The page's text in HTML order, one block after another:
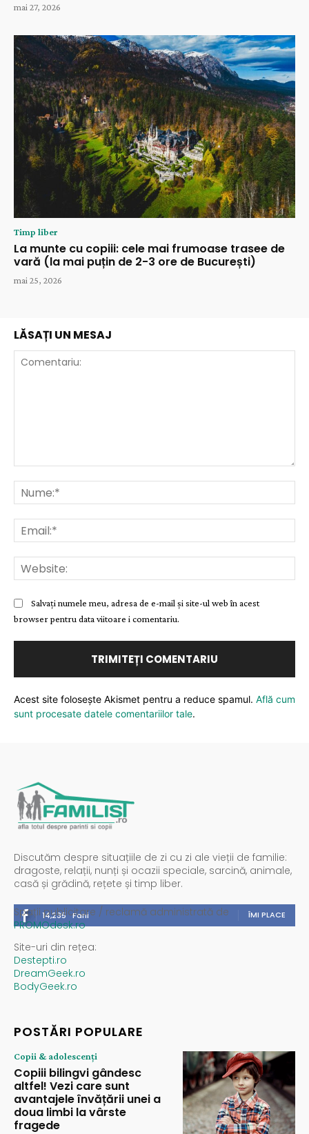
mai 27, 2026
Timp liber
La munte cu copiii: cele mai frumoase trasee de
vară (la mai puțin de 2-3 ore de București)
mai 25, 2026
LĂSAȚI UN MESAJ
Salvați numele meu, adresa de e-mail și site-ul web în acest
browser pentru data viitoare i comentariu.
Acest site folosește Akismet pentru a reduce spamul. Află cum
sunt procesate datele comentariilor tale.
Discutăm despre situațiile de zi cu zi ale vieții de familie:
dragoste, relații, nunți și ocazii speciale, sarcină, animale,
casă și grădină, rețete și timp liber.
14,235 Fani ÎMI PLACE
Spații publicitare / reclamă administrată de
PROMOdesk.ro
Site-uri din rețea:
Destepti.ro
DreamGeek.ro
BodyGeek.ro
POSTĂRI POPULARE
Copii & adolescenți
Copiii bilingvi gândesc
altfel! Vezi care sunt
avantajele învățării unei a
doua limbi la vârste
fragede